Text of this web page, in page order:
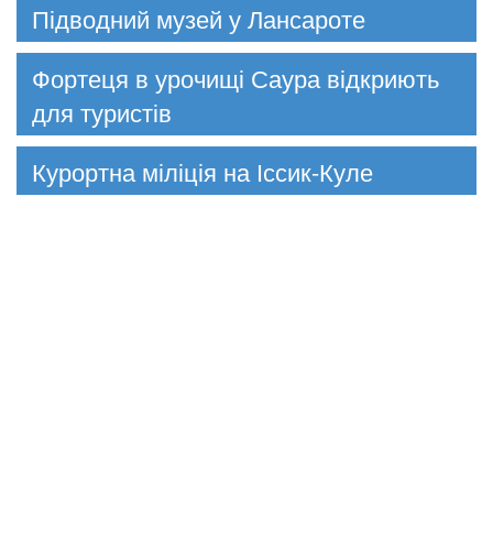
Підводний музей у Лансароте
Фортеця в урочищі Саура відкриють
для туристів
Курортна міліція на Іссик-Куле